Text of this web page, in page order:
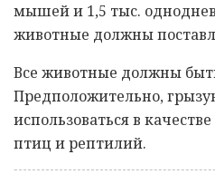
мышей и 1,5 тыс.
животные должны
Все животные должны
Предположительно,
использоваться в
птиц и рептилий.